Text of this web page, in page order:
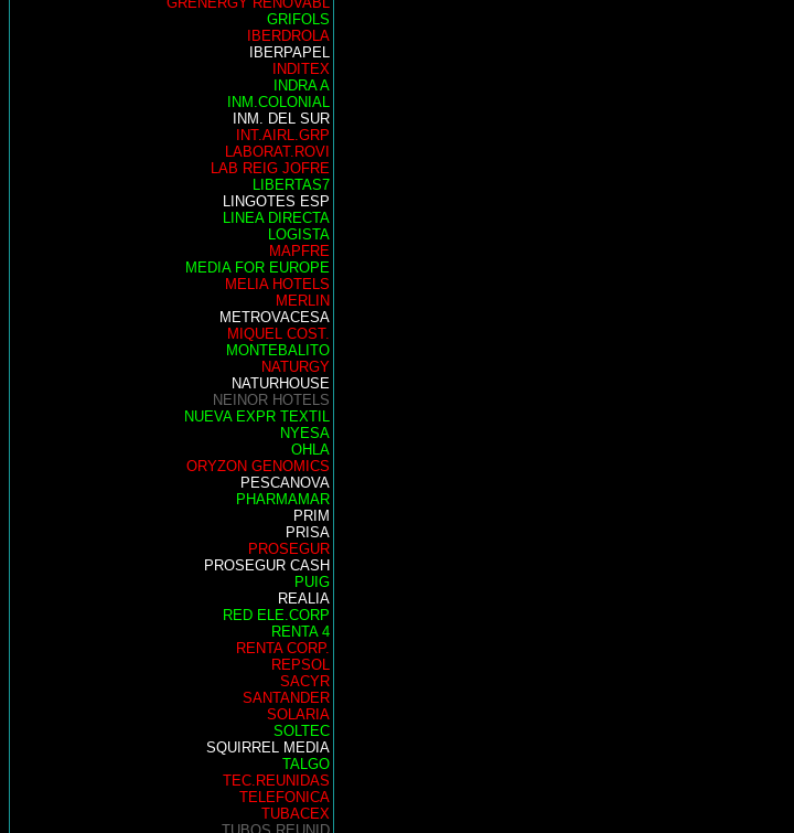
GRIFOLS
IBERDROLA
IBERPAPEL
INDITEX
INDRA A
INM.COLONIAL
INM. DEL SUR
INT.AIRL.GRP
LABORAT.ROVI
LAB REIG JOFRE
LIBERTAS7
LINGOTES ESP
LINEA DIRECTA
LOGISTA
MAPFRE
MEDIA FOR EUROPE
MELIA HOTELS
MERLIN
METROVACESA
MIQUEL COST.
MONTEBALITO
NATURGY
NATURHOUSE
NEINOR HOTELS
NUEVA EXPR TEXTIL
NYESA
OHLA
ORYZON GENOMICS
PESCANOVA
PHARMAMAR
PRIM
PRISA
PROSEGUR
PROSEGUR CASH
PUIG
REALIA
RED ELE.CORP
RENTA 4
RENTA CORP.
REPSOL
SACYR
SANTANDER
SOLARIA
SOLTEC
SQUIRREL MEDIA
TALGO
TEC.REUNIDAS
TELEFONICA
TUBACEX